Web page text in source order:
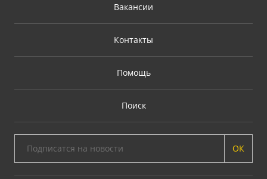
Вакансии
Контакты
Помощь
Поиск
ОК